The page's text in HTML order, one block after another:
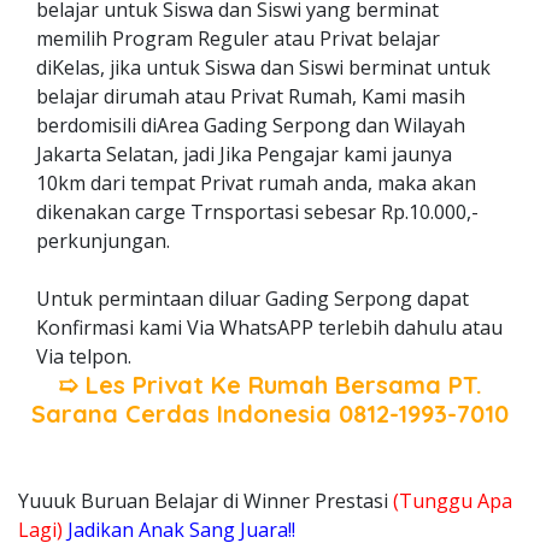
belajar untuk Siswa dan Siswi yang berminat
memilih Program Reguler atau Privat belajar
diKelas, jika untuk Siswa dan Siswi berminat untuk
belajar dirumah atau Privat Rumah, Kami masih
berdomisili diArea Gading Serpong dan Wilayah
Jakarta Selatan, jadi Jika Pengajar kami jaunya
10km dari tempat Privat rumah anda, maka akan
dikenakan carge Trnsportasi sebesar Rp.10.000,-
perkunjungan.
Untuk permintaan diluar Gading Serpong dapat
Konfirmasi kami Via WhatsAPP terlebih dahulu atau
Via telpon.
➯ Les Privat Ke Rumah Bersama PT.
Sarana Cerdas Indonesia 0812-1993-7010
Yuuuk Buruan Belajar di Winner Prestasi (Tunggu Apa
Lagi) Jadikan Anak Sang Juara!!